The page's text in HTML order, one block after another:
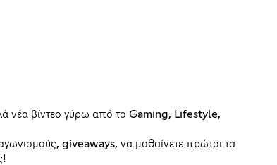
νέα βίντεο γύρω από το Gaming, Lifestyle,
giveaways, να μαθαίνετε πρώτοι τα